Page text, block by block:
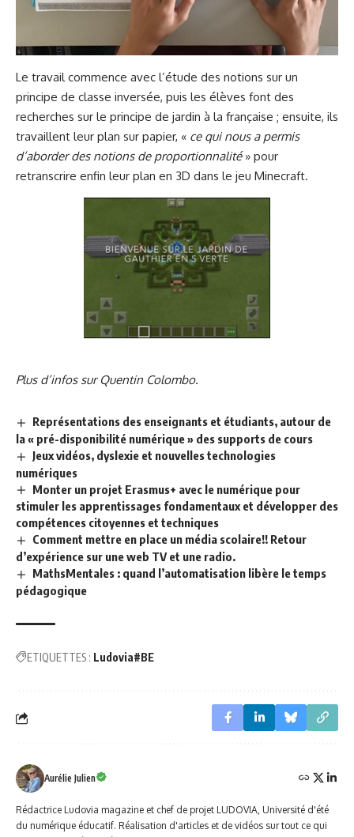
Le travail commence avec l’étude des notions sur un
principe de classe inversée, puis les élèves font des
recherches sur le principe de jardin à la française ; ensuite, ils
travaillent leur plan sur papier, « ce qui nous a permis
d’aborder des notions de proportionnalité» pour
retranscrire enfin leur plan en 3D dans le jeu Minecraft.
Plus d’infos sur Quentin Colombo.
Représentations des enseignants et étudiants, autour de
la « pré-disponibilité numérique » des supports de cours
Jeux vidéos, dyslexie et nouvelles technologies
numériques
Monter un projet Erasmus+ avec le numérique pour
stimuler les apprentissages fondamentaux et développer des
compétences citoyennes et techniques
Comment mettre en place un média scolaire!! Retour
d’expérience sur une web TV et une radio.
MathsMentales : quand l’automatisation libère le temps
pédagogique
ETIQUETTES : Ludovia#BE
Aurélie Julien
Rédactrice Ludovia magazine et chef de projet LUDOVIA, Université d'été
du numérique éducatif. Réalisation d'articles et de vidéos sur tout ce qui